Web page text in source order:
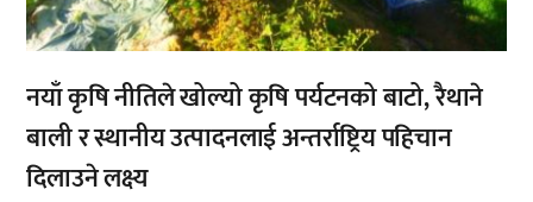
नयाँ कृषि नीतिले खोल्यो कृषि पर्यटनको बाटो, रैथाने
बाली र स्थानीय उत्पादनलाई अन्तर्राष्ट्रिय पहिचान
दिलाउने लक्ष्य